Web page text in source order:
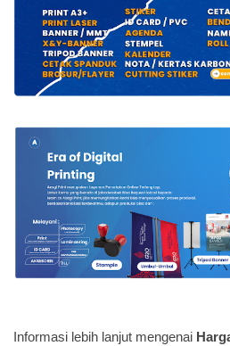
Informasi lebih lanjut mengenai